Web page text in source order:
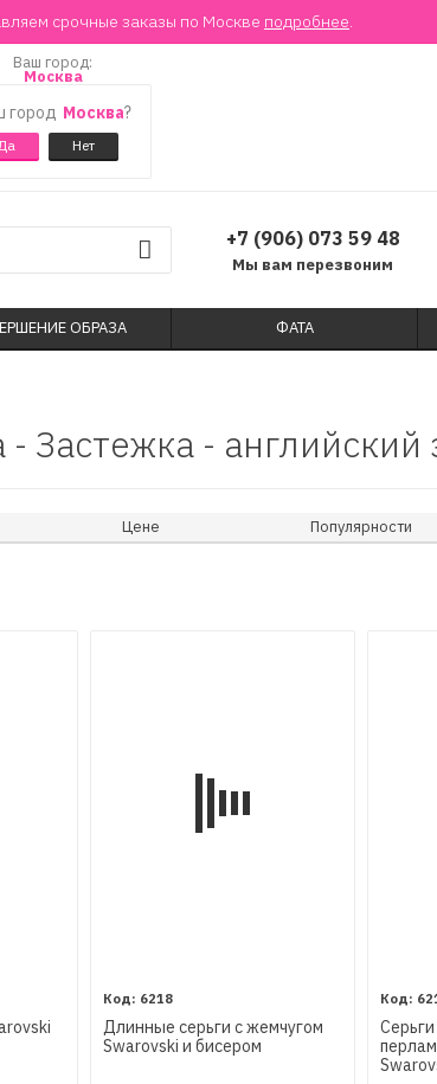
срочные заказы по Москве подробнее.
Ваш город:
Москва
город Москва?
+7 (906) 073 59 48
Мы вам перезвоним
ОБРАЗА ФАТА
- Застежка - английский
Цене Популярности
6218
Длинные серьги с жемчугом
Swarovski и бисером